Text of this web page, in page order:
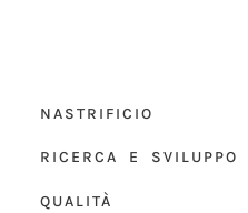
NASTRIFICIO
RICERCA E SVILUPPO
QUALITÀ